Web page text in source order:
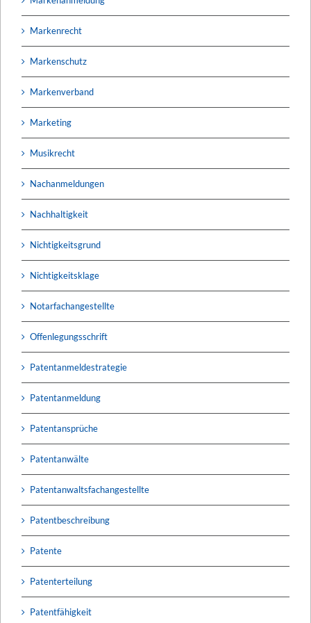
Markenrecht
Markenschutz
Markenverband
Marketing
Musikrecht
Nachanmeldungen
Nachhaltigkeit
Nichtigkeitsgrund
Nichtigkeitsklage
Notarfachangestellte
Offenlegungsschrift
Patentanmeldestrategie
Patentanmeldung
Patentansprüche
Patentanwälte
Patentanwaltsfachangestellte
Patentbeschreibung
Patente
Patenterteilung
Patentfähigkeit